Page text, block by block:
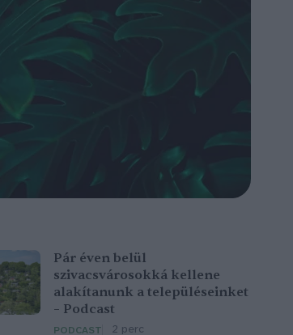
Pár éven belül
szivacsvárosokká kellene
alakítanunk a településeinket
– Podcast
PODCAST 2 perc